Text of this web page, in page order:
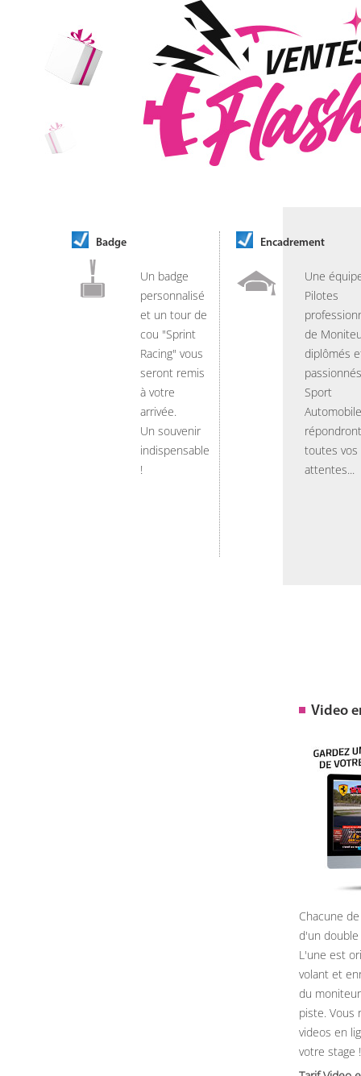
Badge
Un badge
personnalisé
et un tour de
cou "Sprint
Racing" vous
seront remis
à votre
arrivée.
Un souvenir
indispensable
!
Encadrement
Une
Pilotes
de
diplômés
Sport
Automobile
toutes vos
attentes...
Video
Chacune
d'un
L'une est
volant et
du
piste. Vous
videos en
votre stage !